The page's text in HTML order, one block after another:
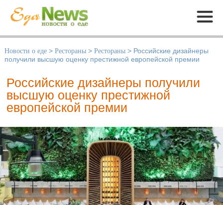
Меню
Новости о еде > Рестораны > Рестораны > Российские дизайнеры
получили высшую оценку престижной европейской премии
Российские дизайнеры получили
высшую оценку престижной
европейской премии